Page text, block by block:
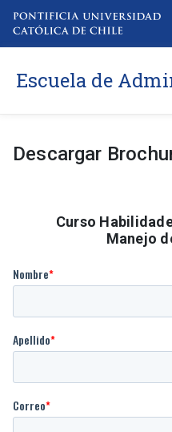
Escuela de
Descargar
Curso
Manejo